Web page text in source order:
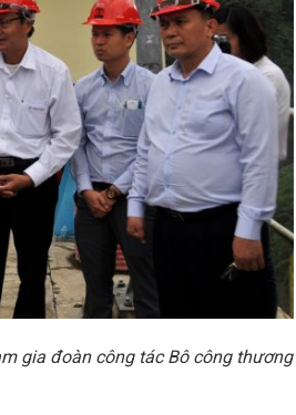
gia đoàn công tác Bô công